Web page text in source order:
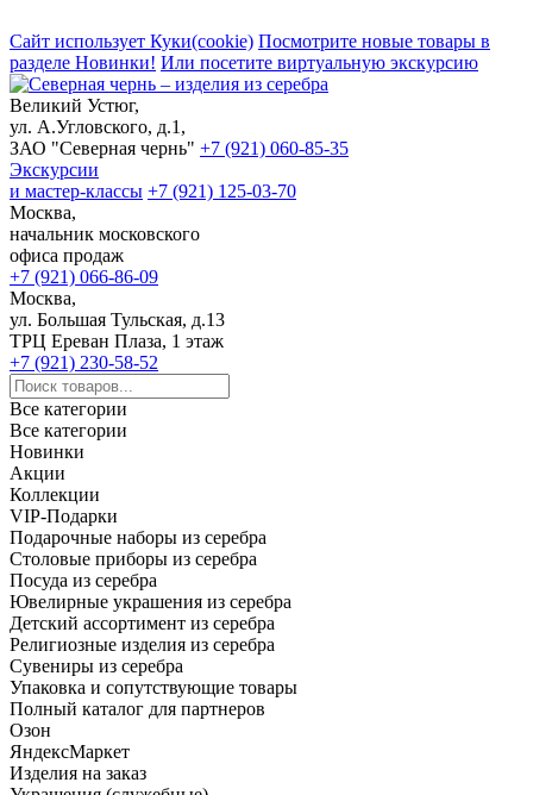
Сайт использует Куки(cookie) Посмотрите новые товары в
разделе Новинки! Или посетите виртуальную экскурсию
Великий Устюг,
ул. А.Угловского, д.1,
ЗАО "Северная чернь" +7 (921) 060-85-35
Экскурсии
и мастер-классы +7 (921) 125-03-70
Москва,
начальник московского
офиса продаж
+7 (921) 066-86-09
Москва,
ул. Большая Тульская, д.13
ТРЦ Ереван Плаза, 1 этаж
+7 (921) 230-58-52
Все категории
Все категории
Новинки
Акции
Коллекции
VIP-Подарки
Подарочные наборы из серебра
Столовые приборы из серебра
Посуда из серебра
Ювелирные украшения из серебра
Детский ассортимент из серебра
Религиозные изделия из серебра
Сувениры из серебра
Упаковка и сопутствующие товары
Полный каталог для партнеров
Озон
ЯндексМаркет
Изделия на заказ